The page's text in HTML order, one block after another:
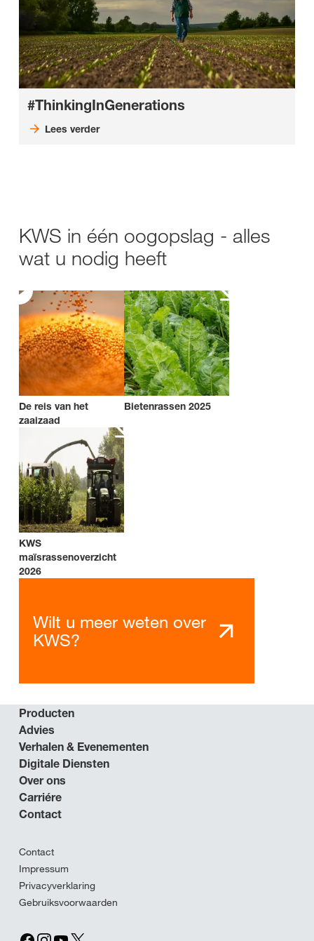
#ThinkingInGenerations
Lees verder
KWS in één oogopslag - alles
wat u nodig heeft
De reis van het
zaaizaad
Bietenrassen 2025
KWS
maïsrassenoverzicht
2026
Wilt u meer weten over
KWS?
Producten
Advies
Verhalen & Evenementen
Digitale Diensten
Over ons
Carriére
Contact
Contact
Impressum
Privacyverklaring
Gebruiksvoorwaarden